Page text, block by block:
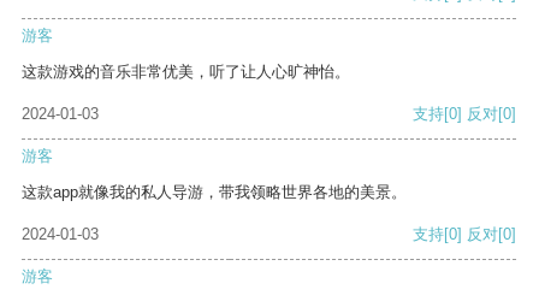
游客
这款游戏的音乐非常优美，听了让人心旷神怡。
2024-01-03 支持[0] 反对[0]
游客
这款app就像我的私人导游，带我领略世界各地的美景。
2024-01-03 支持[0] 反对[0]
游客